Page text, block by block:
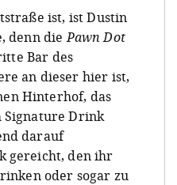
ist, ist Dustin
denn diePawn Dot
Bar des
an dieser hier ist,
Hinterhof, das
Signature Drink
darauf
gereicht, den ihr
oder sogar zu